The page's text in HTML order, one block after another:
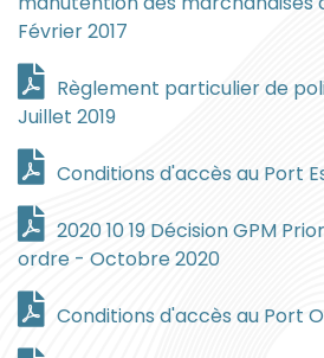
Février 2017
Règlement particulier de
Juillet 2019
Conditions d'accès au Port
2020 10 19 Décision GPM
ordre - Octobre 2020
Conditions d'accès au Port